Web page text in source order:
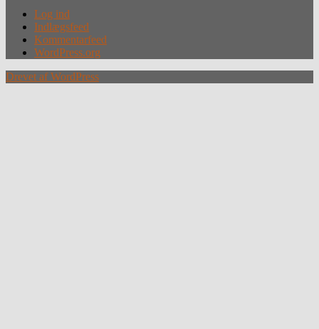
Log ind
Indlægsfeed
Kommentarfeed
WordPress.org
Drevet af WordPress